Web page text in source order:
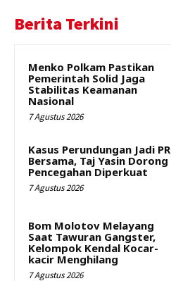
Berita Terkini
Menko Polkam Pastikan
Pemerintah Solid Jaga
Stabilitas Keamanan
Nasional
7 Agustus 2026
Kasus Perundungan Jadi PR
Bersama, Taj Yasin Dorong
Pencegahan Diperkuat
7 Agustus 2026
Bom Molotov Melayang
Saat Tawuran Gangster,
Kelompok Kendal Kocar-
kacir Menghilang
7 Agustus 2026